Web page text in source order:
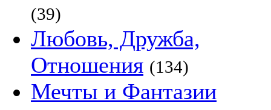
(39)
Любовь, Дружба,
Отношения (134)
Мечты и Фантазии